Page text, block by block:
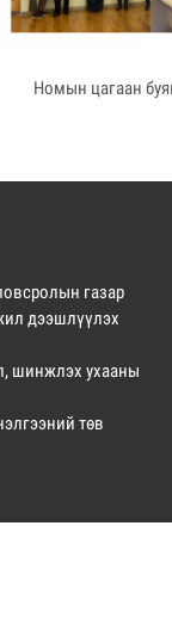
Номын цагаан
газар
дээшлүүлэх
шинжлэх ухааны
төв